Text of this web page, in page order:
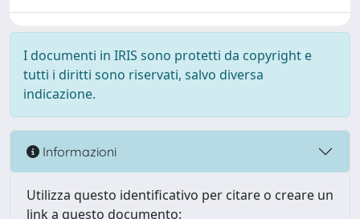
I documenti in IRIS sono protetti da copyright e
tutti i diritti sono riservati, salvo diversa
indicazione.
Informazioni
Utilizza questo identificativo per citare o creare un
link a questo documento: